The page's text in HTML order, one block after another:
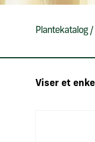
Plantekatalog/
Viser et